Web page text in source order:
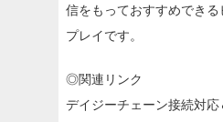
信をもっておすすめでき
プレイです。
◎関連リンク
デイジーチェーン接続対